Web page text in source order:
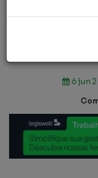
Lei para
6 jun